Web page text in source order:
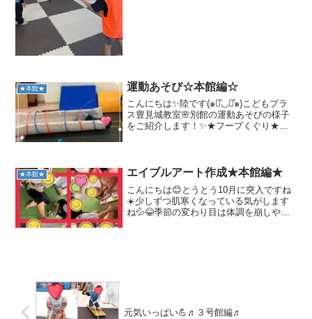
★本館★ 運動あそび☆本館編☆
こんにちは✨陸です(๑･̑◡･̑๑)こどもプラ
ス豊見城教室🌸別館の運動あそびの様子
をご紹介します！✨★フープくぐり★ス
ターボードにの...
★本館★ エイブルアート作成★本館編★
こんにちは😊とうとう10月に突入ですね
☀️少しずつ肌寒くなっている気がします
ね💦😂季節の変わり目は体調を崩しやす
元気いっぱい💪♬３号館編♬